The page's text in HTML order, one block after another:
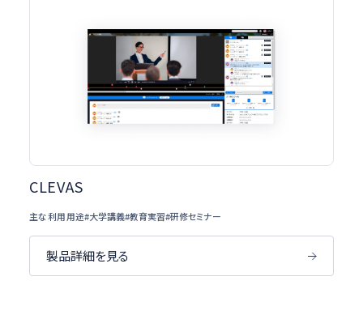
CLEVAS
主な利用用途#大学講義#教育実習#研修セミナー
製品詳細を見る